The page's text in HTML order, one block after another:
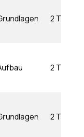
2 Tage
2 Tage
2 Tage